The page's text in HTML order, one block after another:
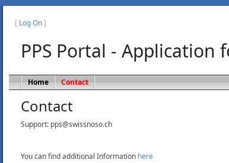
[ Log On]
PPS Portal - Application
Home Contact
Contact
Support: pps@swissnoso.ch
You can find additional Information here